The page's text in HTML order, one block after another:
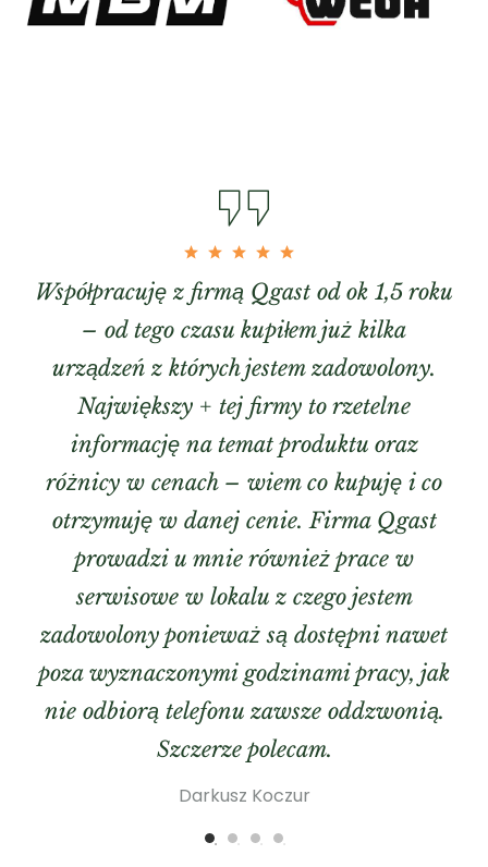
Współpracuję z firmą Qgast od ok 1,5 roku
– od tego czasu kupiłem już kilka
urządzeń z których jestem zadowolony.
Największy + tej firmy to rzetelne
informację na temat produktu oraz
różnicy w cenach – wiem co kupuję i co
otrzymuję w danej cenie. Firma Qgast
prowadzi u mnie również prace w
serwisowe w lokalu z czego jestem
zadowolony ponieważ są dostępni nawet
poza wyznaczonymi godzinami pracy, jak
nie odbiorą telefonu zawsze oddzwonią.
Szczerze polecam.
Darkusz Koczur